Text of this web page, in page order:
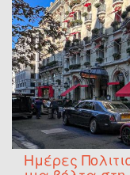
Ημέρες